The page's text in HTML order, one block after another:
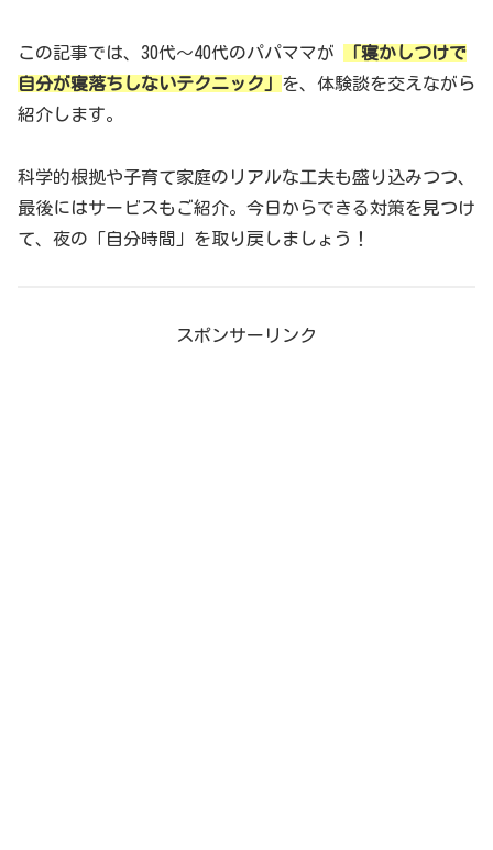
この記事では、30代〜40代のパパママが
「寝かしつけで
自分が寝落ちしないテクニック」 を、体験談を交えながら
紹介します。
科学的根拠や子育て家庭のリアルな工夫も盛り込みつつ、
最後にはサービスもご紹介。今日からできる対策を見つけ
て、夜の「自分時間」を取り戻しましょう！
スポンサーリンク